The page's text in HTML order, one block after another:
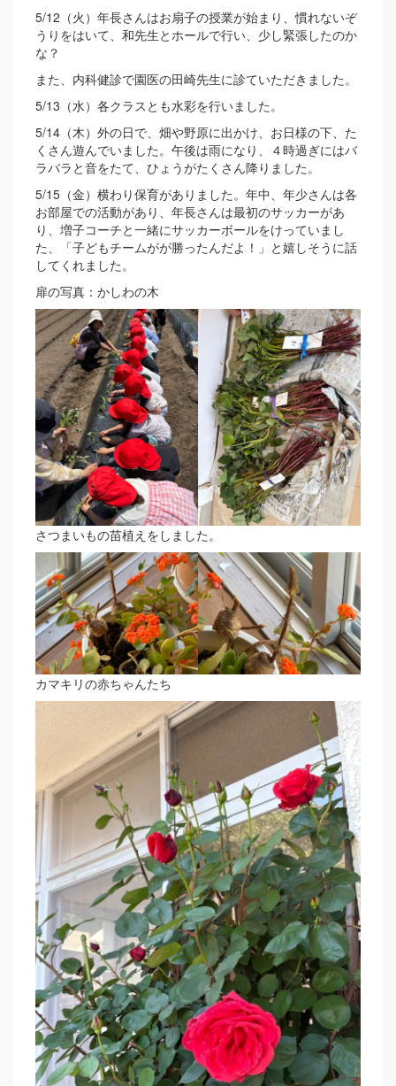
5/12（火）年長さんはお扇子の授業が始まり、慣れないぞ
うりをはいて、和先生とホールで行い、少し緊張したのか
な？
また、内科健診で園医の田崎先生に診ていただきました。
5/13（水）各クラスとも水彩を行いました。
5/14（木）外の日で、畑や野原に出かけ、お日様の下、た
くさん遊んでいました。午後は雨になり、４時過ぎにはバ
ラバラと音をたて、ひょうがたくさん降りました。
5/15（金）横わり保育がありました。年中、年少さんは各
お部屋での活動があり、年長さんは最初のサッカーがあ
り、増子コーチと一緒にサッカーボールをけっていまし
た、「子どもチームがが勝ったんだよ！」と嬉しそうに話
してくれました。
扉の写真：かしわの木
さつまいもの苗植えをしました。
カマキリの赤ちゃんたち